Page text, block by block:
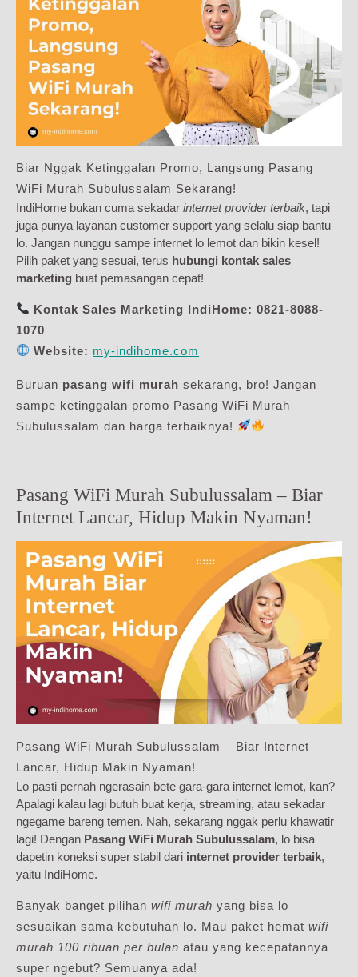
Biar Nggak Ketinggalan Promo, Langsung Pasang
WiFi Murah Subulussalam Sekarang!
IndiHome bukan cuma sekadar internet provider terbaik, tapi
juga punya layanan customer support yang selalu siap bantu
lo. Jangan nunggu sampe internet lo lemot dan bikin kesel!
Pilih paket yang sesuai, terus hubungi kontak sales
marketing buat pemasangan cepat!
Kontak Sales Marketing IndiHome: 0821-8088-
1070
Website: my-indihome.com
Buruan pasang wifi murah sekarang, bro! Jangan
sampe ketinggalan promo Pasang WiFi Murah
Subulussalam dan harga terbaiknya!
Pasang WiFi Murah Subulussalam – Biar
Internet Lancar, Hidup Makin Nyaman!
Pasang WiFi Murah Subulussalam – Biar Internet
Lancar, Hidup Makin Nyaman!
Lo pasti pernah ngerasain bete gara-gara internet lemot, kan?
Apalagi kalau lagi butuh buat kerja, streaming, atau sekadar
ngegame bareng temen. Nah, sekarang nggak perlu khawatir
lagi! Dengan Pasang WiFi Murah Subulussalam, lo bisa
dapetin koneksi super stabil dari internet provider terbaik,
yaitu IndiHome.
Banyak banget pilihan wifi murah yang bisa lo
sesuaikan sama kebutuhan lo. Mau paket hemat wifi
murah 100 ribuan per bulan atau yang kecepatannya
super ngebut? Semuanya ada!